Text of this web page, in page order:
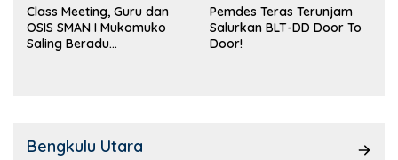
Class Meeting, Guru dan
OSIS SMAN I Mukomuko
Saling Beradu
Pemdes Teras Terunjam
Salurkan BLT-DD Door To
Door!
Bengkulu Utara